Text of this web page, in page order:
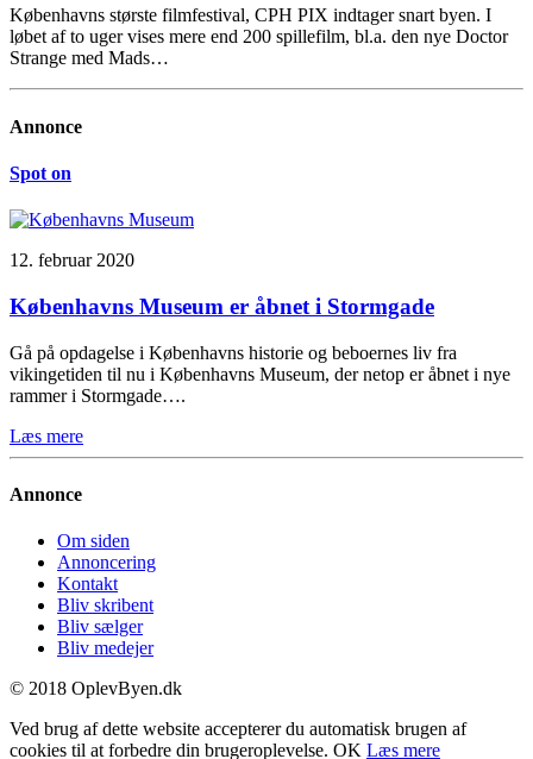
Københavns største filmfestival, CPH PIX indtager snart byen. I
løbet af to uger vises mere end 200 spillefilm, bl.a. den nye Doctor
Strange med Mads…
Annonce
Spot on
12. februar 2020
Københavns Museum er åbnet i Stormgade
Gå på opdagelse i Københavns historie og beboernes liv fra
vikingetiden til nu i Københavns Museum, der netop er åbnet i nye
rammer i Stormgade….
Læs mere
Annonce
Om siden
Annoncering
Kontakt
Bliv skribent
Bliv sælger
Bliv medejer
© 2018 OplevByen.dk
Ved brug af dette website accepterer du automatisk brugen af
cookies til at forbedre din brugeroplevelse. OK Læs mere